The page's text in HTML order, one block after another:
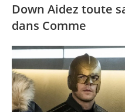
Down Aidez toute
dans Comme